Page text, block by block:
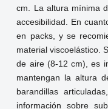
cm. La altura mínima
accesibilidad. En
en packs, y se
material viscoelástico.
de aire (8-12 cm), es
mantengan la altura
barandillas
información sobre